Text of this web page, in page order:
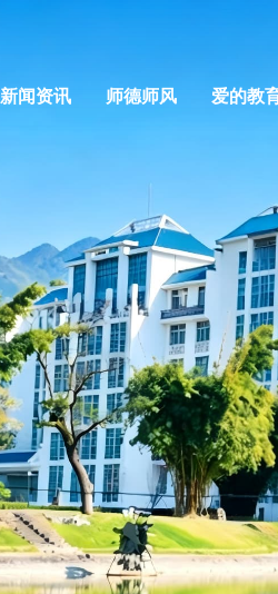
新闻资讯 师德师风 爱的教